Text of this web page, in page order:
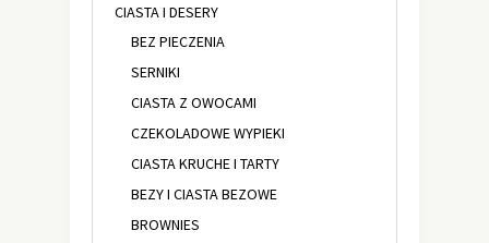
CIASTA I DESERY
BEZ PIECZENIA
SERNIKI
CIASTA Z OWOCAMI
CZEKOLADOWE WYPIEKI
CIASTA KRUCHE I TARTY
BEZY I CIASTA BEZOWE
BROWNIES